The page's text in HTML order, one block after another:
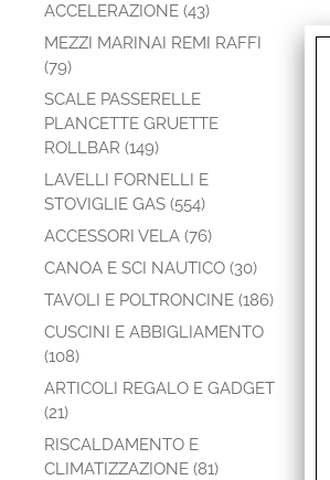
ACCELERAZIONE (43)
MEZZI MARINAI REMI RAFFI
(79)
SCALE PASSERELLE
PLANCETTE GRUETTE
ROLLBAR (149)
LAVELLI FORNELLI E
STOVIGLIE GAS (554)
ACCESSORI VELA (76)
CANOA E SCI NAUTICO (30)
TAVOLI E POLTRONCINE (186)
CUSCINI E ABBIGLIAMENTO
(108)
ARTICOLI REGALO E GADGET
(21)
RISCALDAMENTO E
CLIMATIZZAZIONE (81)